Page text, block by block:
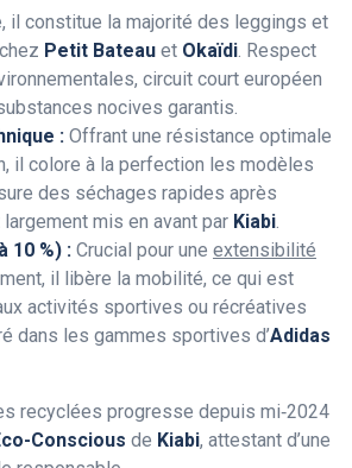
il constitue la majorité des leggings et
Petit Bateau et Okaïdi. Respect
circuit court européen
nocives garantis.
: Offrant une résistance optimale
il colore à la perfection les modèles
des séchages rapides après
largement mis en avant par Kiabi.
10 %) : Crucial pour une extensibilité
il libère la mobilité, ce qui est
activités sportives ou récréatives
dans les gammes sportives d’Adidas
recyclées progresse depuis mi‑2024
Conscious de Kiabi, attestant d’une